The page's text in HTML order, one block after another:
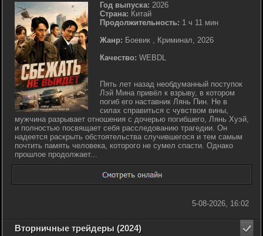
Год выпуска: 2026
Страна: Китай
Продолжительность: 1 ч 11 мин
Жанр: Боевик , Криминал, 2026
Качество: WEBDL
Пять лет назад необдуманный поступок
Лэй Мина привёл к взрыву, в котором
погиб его наставник Лянь Пин. Не в
силах справиться с чувством вины,
мужчина разрывает отношения с дочерью погибшего, Лянь Хуэй,
и полностью посвящает себя расследованию трагедии. Он
надеется раскрыть обстоятельства случившегося и тем самым
почтить память человека, которого не сумел спасти. Однако
прошлое продолжает...
5-08-2026, 16:02
Вторничные трейдеры (2024)